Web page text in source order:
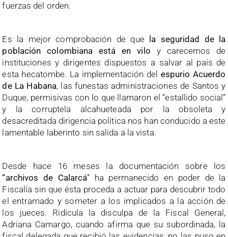
fuerzas del orden.
Es la mejor comprobación de que
la seguridad de la
población colombiana está en vilo y carecemos de
instituciones y dirigentes dispuestos a salvar al país de
esta hecatombe. La implementación del espurio Acuerdo
de La Habana, las funestas administraciones de Santos y
Duque, permisivas con lo que llamaron el “estallido social”
y la corruptela alcahueteada por la obsoleta y
desacreditada dirigencia política nos han conducido a este
lamentable laberinto sin salida a la vista.
Desde hace 16 meses la documentación sobre los
“archivos de Calarcá” ha permanecido en poder de la
Fiscalía sin que ésta proceda a actuar para descubrir todo
el entramado y someter a los implicados a la acción de
los jueces. Ridícula la disculpa de la Fiscal General,
Adriana Camargo, cuando afirma que su subordinada, la